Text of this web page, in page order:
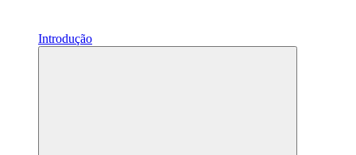
Introdução